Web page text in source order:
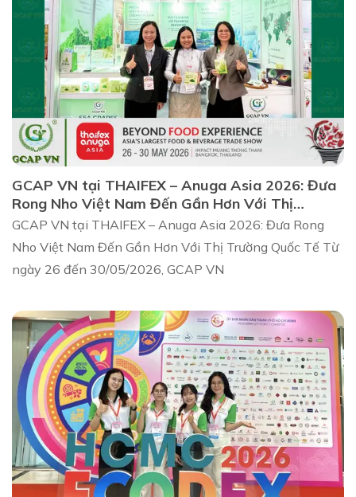
GCAP VN tại THAIFEX – Anuga Asia 2026: Đưa
Rong Nho Việt Nam Đến Gần Hơn Với Thị
Trường Quốc Tế
GCAP VN tại THAIFEX – Anuga Asia 2026: Đưa Rong
Nho Việt Nam Đến Gần Hơn Với Thị Trường Quốc Tế Từ
ngày 26 đến 30/05/2026, GCAP VN